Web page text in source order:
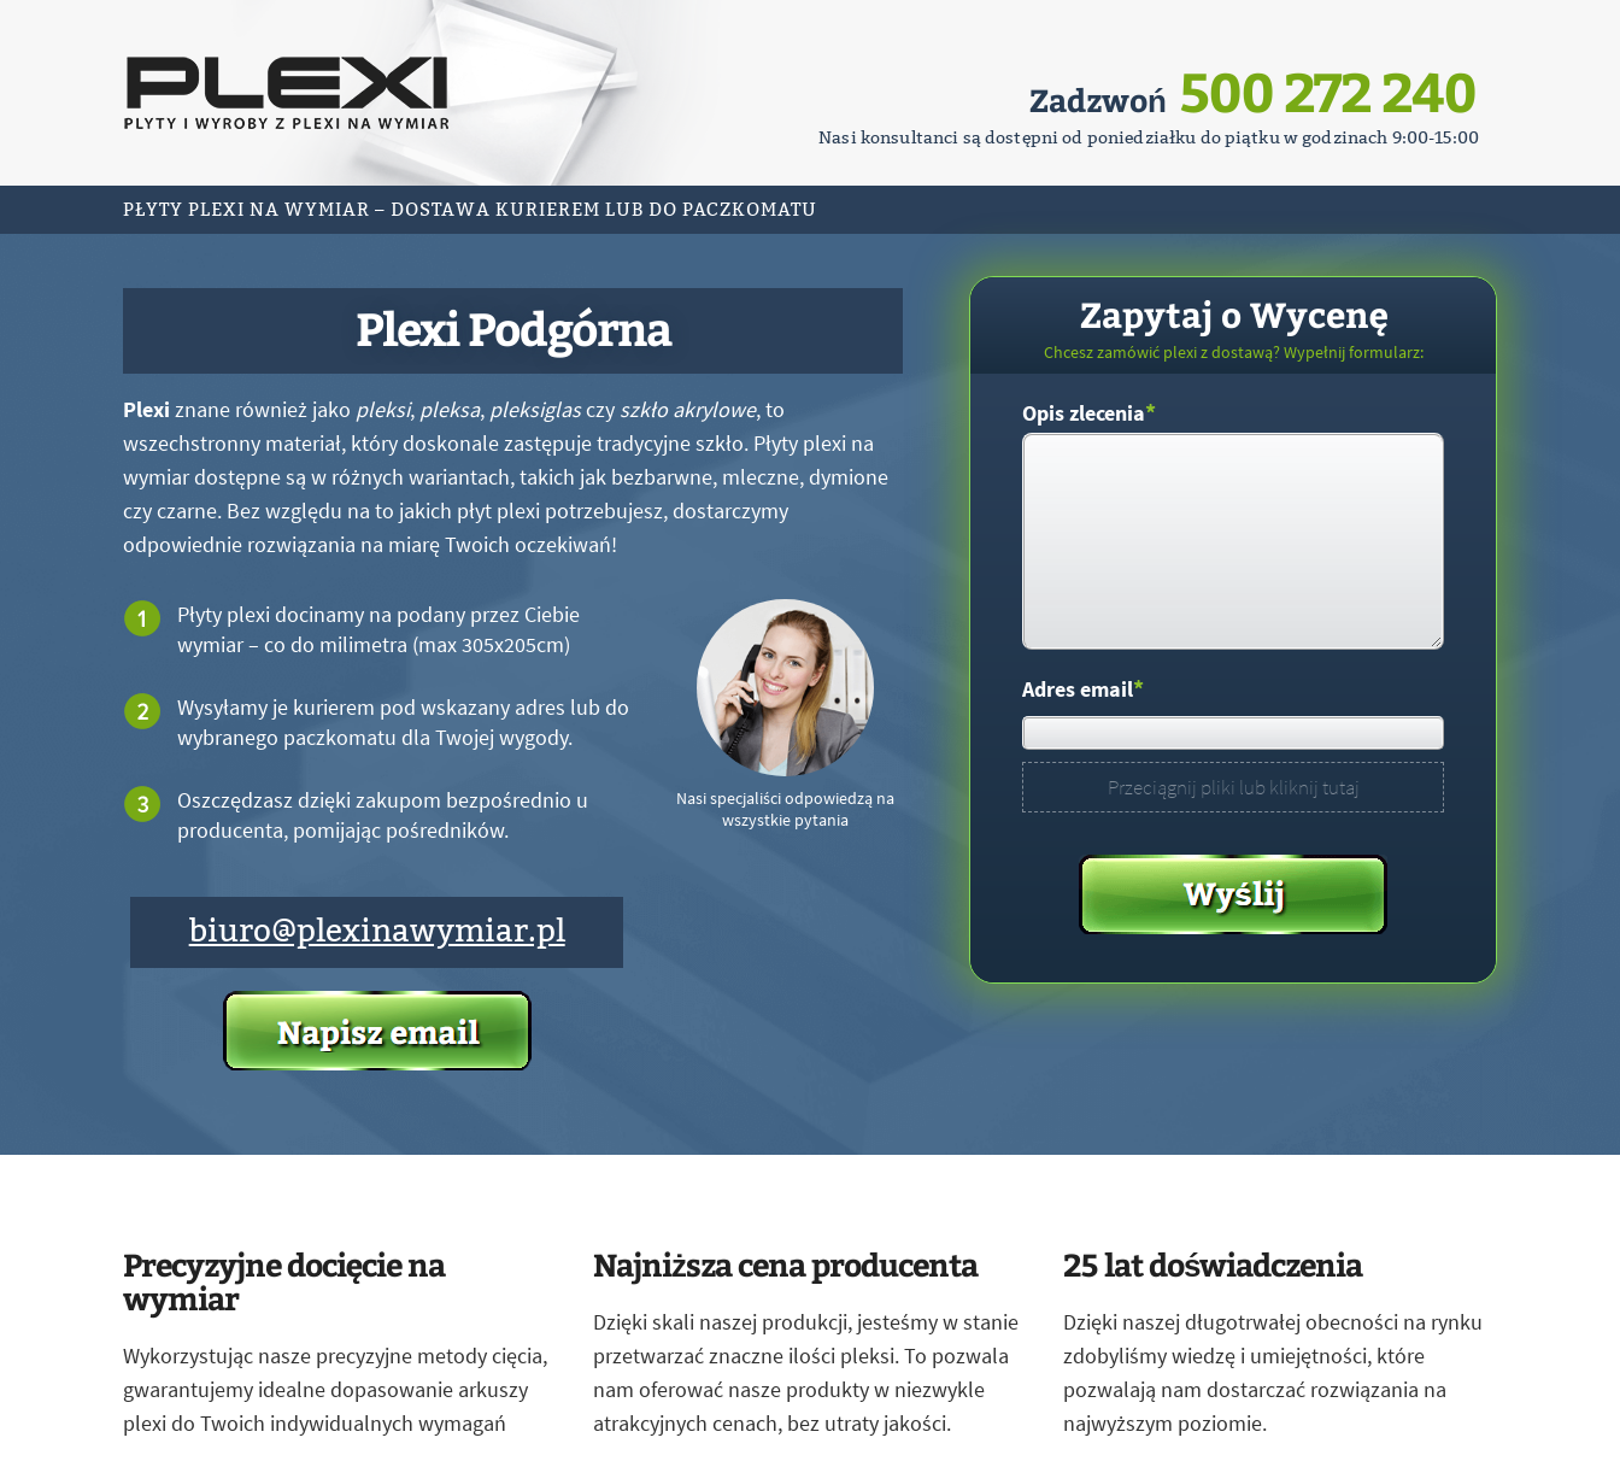
Zadzwoń 500 272 240
Nasi konsultanci są dostępni od poniedziałku do piątku w godzinach 9:00-15:00
PŁYTY PLEXI NA WYMIAR – DOSTAWA KURIEREM LUB DO PACZKOMATU
Plexi Podgórna
Plexi znane również jako pleksi, pleksa, pleksiglasczy szkło akrylowe, to
wszechstronny materiał, który doskonale zastępuje tradycyjne szkło. Płyty plexi na
wymiar dostępne są w różnych wariantach, takich jak bezbarwne, mleczne, dymione
czy czarne. Bez względu na to jakich płyt plexi potrzebujesz, dostarczymy
odpowiednie rozwiązania na miarę Twoich oczekiwań!
Płyty plexi docinamy na podany przez Ciebie
wymiar – co do milimetra (max 305x205cm)
Wysyłamy je kurierem pod wskazany adres lub do
wybranego paczkomatu dla Twojej wygody.
Oszczędzasz dzięki zakupom bezpośrednio u
producenta, pomijając pośredników.
biuro@plexinawymiar.pl
Nasi specjaliści odpowiedzą na
wszystkie pytania
Zapytaj o Wycenę
Chcesz zamówić plexi z dostawą? Wypełnij formularz:
Opis zlecenia*
Adres email*
Przeciągnij pliki lub kliknij tutaj
Precyzyjne docięcie na
wymiar
Wykorzystując nasze precyzyjne metody cięcia,
gwarantujemy idealne dopasowanie arkuszy
plexi do Twoich indywidualnych wymagań
Najniższa cena producenta
Dzięki skali naszej produkcji, jesteśmy w stanie
przetwarzać znaczne ilości pleksi. To pozwala
nam oferować nasze produkty w niezwykle
atrakcyjnych cenach, bez utraty jakości.
25 lat doświadczenia
Dzięki naszej długotrwałej obecności na rynku
zdobyliśmy wiedzę i umiejętności, które
pozwalają nam dostarczać rozwiązania na
najwyższym poziomie.